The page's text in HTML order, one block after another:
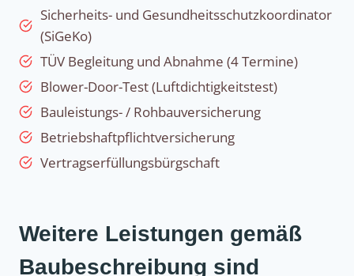
Sicherheits- und Gesundheitsschutzkoordinator
(SiGeKo)
TÜV Begleitung und Abnahme (4 Termine)
Blower-Door-Test (Luftdichtigkeitstest)
Bauleistungs- / Rohbauversicherung
Betriebshaftpflichtversicherung
Vertragserfüllungsbürgschaft
Weitere Leistungen gemäß
Baubeschreibung sind